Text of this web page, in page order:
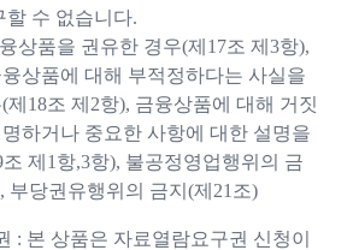
할 수 없습니다.
상품을 권유한 경우(제17조 제3항),
상품에 대해 부적정하다는 사실을
제18조 제2항), 금융상품에 대해 거짓
하거나 중요한 사항에 대한 설명을
제1항,3항), 불공정영업행위의 금
부당권유행위의 금지(제21조)
: 본 상품은 자료열람요구권 신청이